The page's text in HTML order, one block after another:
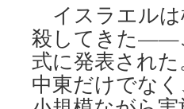
イスラエルは
殺してきた——
式に発表され
中東だけでな